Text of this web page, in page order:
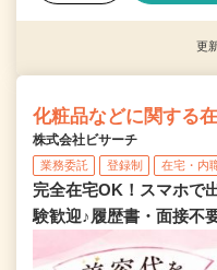
更
化粧品などに関する
株式会社ビサーチ
業務委託 登録制 在宅・内
完全在宅OK！スマホで
験歓迎♪履歴書・面接不